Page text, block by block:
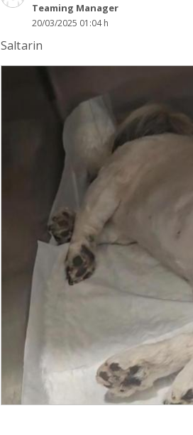
Teaming Manager
20/03/2025 01:04 h
Saltarin